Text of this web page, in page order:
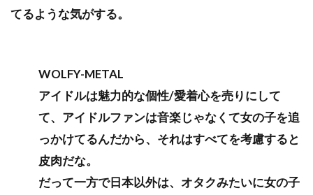
てるような気がする。
WOLFY-METAL
アイドルは魅力的な個性/愛着心を売りにして
て、アイドルファンは音楽じゃなくて女の子を追
っかけてるんだから、それはすべてを考慮すると
皮肉だな。
だって一方で日本以外は、オタクみたいに女の子